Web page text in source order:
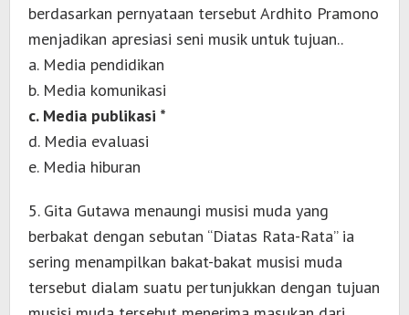
berdasarkan pernyataan tersebut Ardhito Pramono
menjadikan apresiasi seni musik untuk tujuan..
a. Media pendidikan
b. Media komunikasi
c. Media publikasi *
d. Media evaluasi
e. Media hiburan
5. Gita Gutawa menaungi musisi muda yang
berbakat dengan sebutan “Diatas Rata-Rata” ia
sering menampilkan bakat-bakat musisi muda
tersebut dialam suatu pertunjukkan dengan tujuan